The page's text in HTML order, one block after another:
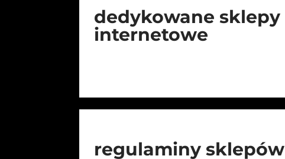
dedykowane sklepy
internetowe
regulaminy sklepów